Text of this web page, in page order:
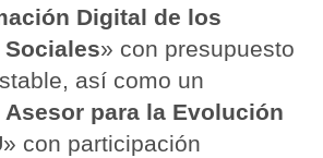
Digital de los
» con presupuesto
así como un
Asesor para la Evolución
» con participación